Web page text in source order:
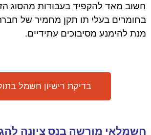
חשוב מאד להקפיד בעבודות מהסוג
בחומרים בעלי תו תקן מחמיר של
מנת להימנע מסיבוכים עתידיים.
בדיקת רישיון חשמל
חשמלאי מורשה בנס ציונה